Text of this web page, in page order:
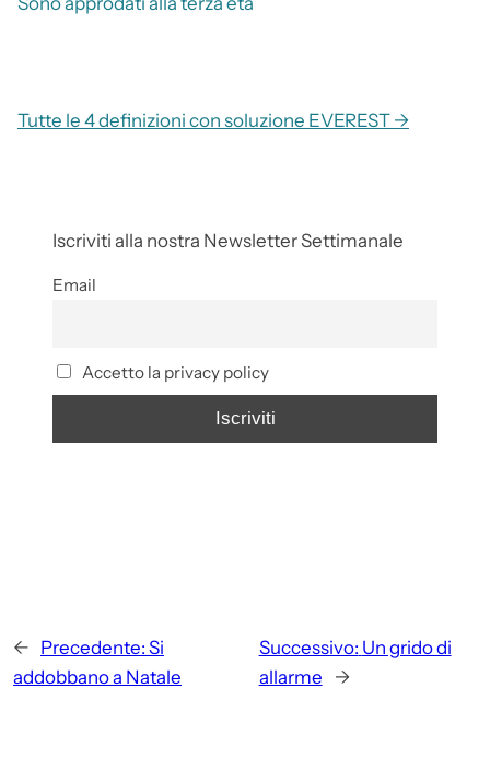
Tutte le 4 definizioni con soluzione EVEREST →
Iscriviti alla nostra Newsletter Settimanale
Email
Accetto la privacy policy
← Precedente: Si
addobbano a Natale
Successivo: Un grido di
allarme
→